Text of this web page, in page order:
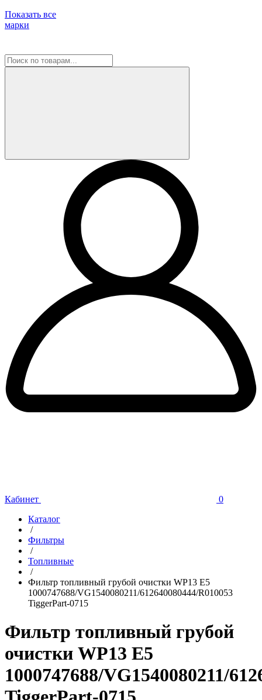
Показать все
марки
Кабинет
0
Каталог
/
Фильтры
/
Топливные
/
Фильтр топливный грубой очистки WP13 Е5
1000747688/VG1540080211/612640080444/R010053
TiggerPart-0715
Фильтр топливный грубой
очистки WP13 Е5
1000747688/VG1540080211/